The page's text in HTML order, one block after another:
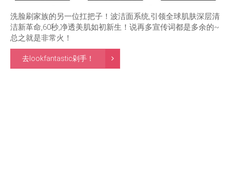
洗脸刷家族的另一位扛把子！波洁面系统,引领全球肌肤深层清
洁新革命,60秒,净透美肌如初新生！说再多宣传词都是多余的~
总之就是非常火！
去lookfantastic剁手！